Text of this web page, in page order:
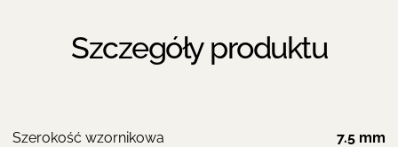
Szczegóły produktu
Szerokość wzornikowa 7.5 mm